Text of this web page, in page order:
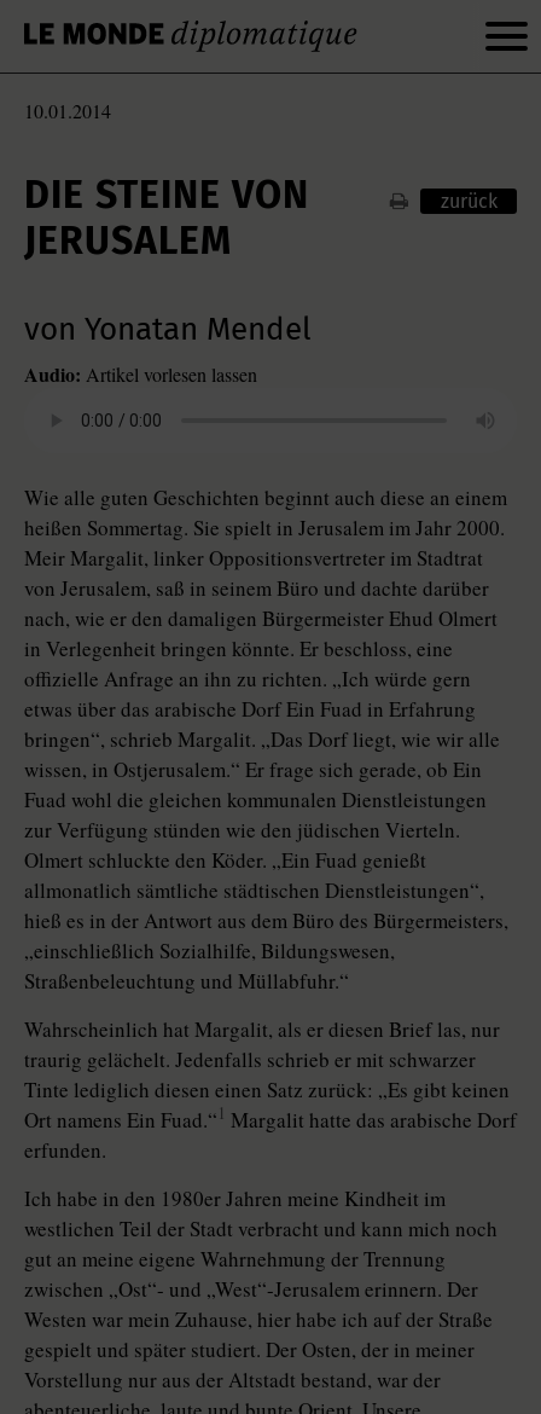
10.01.2014
DIE STEINE VON
JERUSALEM
zurück
von Yonatan Mendel
Audio: Artikel vorlesen lassen
Wie alle guten Geschichten beginnt auch diese an einem
heißen Sommertag. Sie spielt in Jerusalem im Jahr 2000.
Meir Margalit, linker Oppositionsvertreter im Stadtrat
von Jerusalem, saß in seinem Büro und dachte darüber
nach, wie er den damaligen Bürgermeister Ehud Olmert
in Verlegenheit bringen könnte. Er beschloss, eine
offizielle Anfrage an ihn zu richten. „Ich würde gern
etwas über das arabische Dorf Ein Fuad in Erfahrung
bringen“, schrieb Margalit. „Das Dorf liegt, wie wir alle
wissen, in Ostjerusalem.“ Er frage sich gerade, ob Ein
Fuad wohl die gleichen kommunalen Dienstleistungen
zur Verfügung stünden wie den jüdischen Vierteln.
Olmert schluckte den Köder. „Ein Fuad genießt
allmonatlich sämtliche städtischen Dienstleistungen“,
hieß es in der Antwort aus dem Büro des Bürgermeisters,
„einschließlich Sozialhilfe, Bildungswesen,
Straßenbeleuchtung und Müllabfuhr.“
Wahrscheinlich hat Margalit, als er diesen Brief las, nur
traurig gelächelt. Jedenfalls schrieb er mit schwarzer
Tinte lediglich diesen einen Satz zurück: „Es gibt keinen
Ort namens Ein Fuad.“ 1 Margalit hatte das arabische Dorf
erfunden.
Ich habe in den 1980er Jahren meine Kindheit im
westlichen Teil der Stadt verbracht und kann mich noch
gut an meine eigene Wahrnehmung der Trennung
zwischen „Ost“- und „West“-Jerusalem erinnern. Der
Westen war mein Zuhause, hier habe ich auf der Straße
gespielt und später studiert. Der Osten, der in meiner
Vorstellung nur aus der Altstadt bestand, war der